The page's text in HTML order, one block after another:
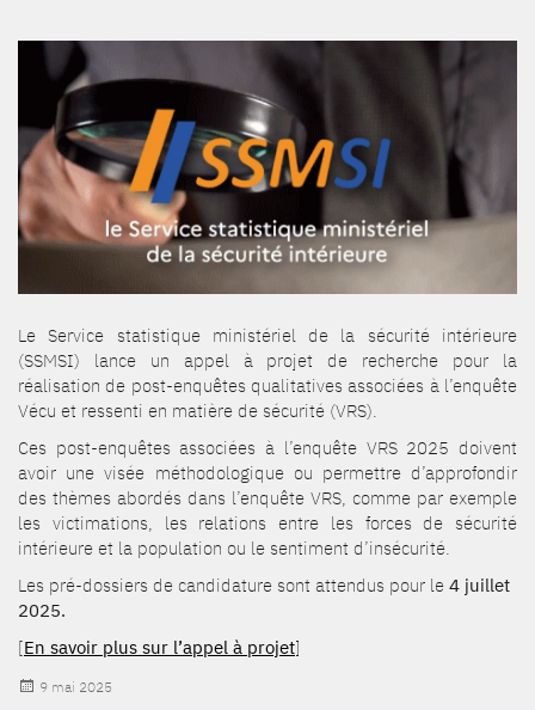
Le Service statistique ministériel de la sécurité intérieure
(SSMSI) lance un appel à projet de recherche pour la
réalisation de post-enquêtes qualitatives associées à l’enquête
Vécu et ressenti en matière de sécurité (VRS).
Ces post-enquêtes associées à l’enquête VRS 2025 doivent
avoir une visée méthodologique ou permettre d’approfondir
des thèmes abordés dans l’enquête VRS, comme par exemple
les victimations, les relations entre les forces de sécurité
intérieure et la population ou le sentiment d’insécurité.
Les pré-dossiers de candidature sont attendus pour le 4 juillet
2025.
[En savoir plus sur l’appel à projet]
Publié
9 mai 2025